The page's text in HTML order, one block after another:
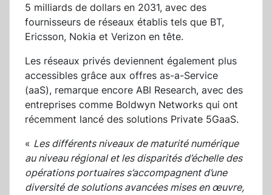
5 milliards de dollars en 2031, avec des
fournisseurs de réseaux établis tels que BT,
Ericsson, Nokia et Verizon en tête.
Les réseaux privés deviennent également plus
accessibles grâce aux offres as-a-Service
(aaS), remarque encore ABI Research, avec des
entreprises comme Boldwyn Networks qui ont
récemment lancé des solutions Private 5GaaS.
« Les différents niveaux de maturité numérique
au niveau régional et les disparités d’échelle des
opérations portuaires s’accompagnent d’une
diversité de solutions avancées mises en œuvre,